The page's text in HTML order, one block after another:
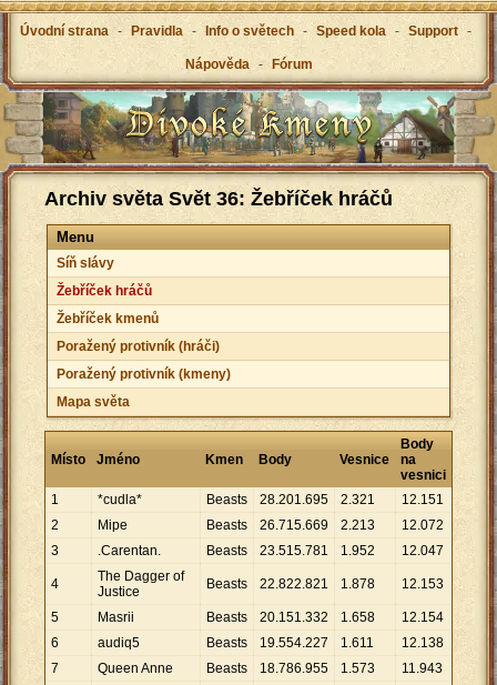
Úvodní strana - Pravidla - Info o světech - Speed kola - Support -
Nápověda - Fórum
Archiv světa Svět 36: Žebříček hráčů
Menu
Síň slávy
Žebříček hráčů
Žebříček kmenů
Poražený protivník (hráči)
Poražený protivník (kmeny)
Mapa světa
Místo Jméno Kmen Body Vesnice
Body
na
vesnici
1
*cudla* Beasts 28.201.695 2.321 12.151
2
Mipe Beasts 26.715.669 2.213 12.072
3
.Carentan. Beasts 23.515.781 1.952 12.047
4
The Dagger of
Justice
Beasts 22.822.821 1.878 12.153
5 Masrii Beasts 20.151.332 1.658 12.154
6
audiq5 Beasts 19.554.227 1.611 12.138
7
Queen Anne Beasts 18.786.955 1.573 11.943